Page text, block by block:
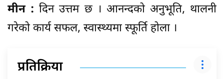
मीन : दिन उत्तम छ । आनन्दको अनुभूति, थालनी
गरेको कार्य सफल, स्वास्थ्यमा स्फूर्ति होला ।
प्रतिक्रिया